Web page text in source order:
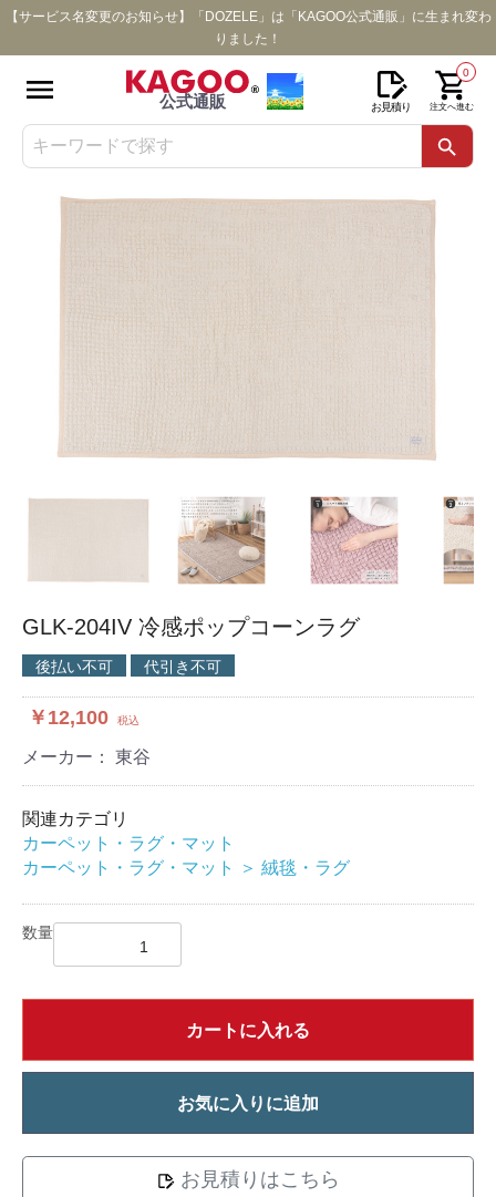
【サービス名変更のお知らせ】「DOZELE」は「KAGOO公式通販」に生まれ変わ
りました！
公式通販 お見積り
0
注文へ進む
GLK-204IV 冷感ポップコーンラグ
後払い不可 代引き不可
￥12,100 税込
メーカー： 東谷
関連カテゴリ
カーペット・ラグ・マット
カーペット・ラグ・マット
＞ 絨毯・ラグ
数量
カートに入れる
お気に入りに追加
お見積りはこちら